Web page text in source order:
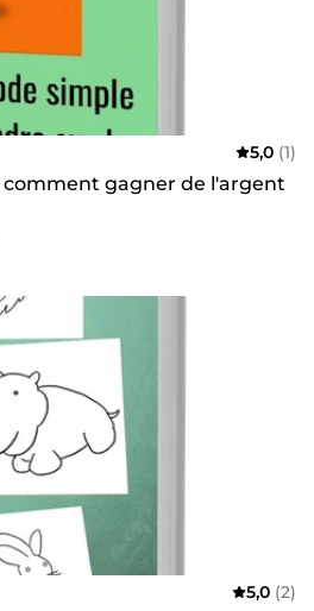
5,0 (1)
comment gagner de l'argent
5,0 (2)